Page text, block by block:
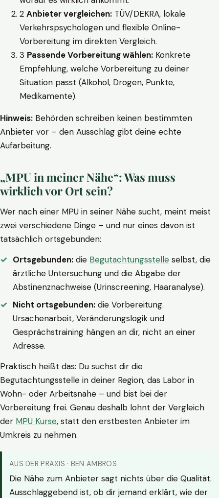
2 Anbieter vergleichen: TÜV/DEKRA, lokale
Verkehrspsychologen und flexible Online-
Vorbereitung im direkten Vergleich.
3 Passende Vorbereitung wählen: Konkrete
Empfehlung, welche Vorbereitung zu deiner
Situation passt (Alkohol, Drogen, Punkte,
Medikamente).
Hinweis: Behörden schreiben keinen bestimmten
Anbieter vor – den Ausschlag gibt deine echte
Aufarbeitung.
„MPU in meiner Nähe“: Was muss
wirklich vor Ort sein?
Wer nach einer MPU in seiner Nähe sucht, meint meist
zwei verschiedene Dinge – und nur eines davon ist
tatsächlich ortsgebunden:
Ortsgebunden: die Begutachtungsstelle selbst, die
ärztliche Untersuchung und die Abgabe der
Abstinenznachweise (Urinscreening, Haaranalyse).
Nicht ortsgebunden: die Vorbereitung.
Ursachenarbeit, Veränderungslogik und
Gesprächstraining hängen an dir, nicht an einer
Adresse.
Praktisch heißt das: Du suchst dir die
Begutachtungsstelle in deiner Region, das Labor in
Wohn- oder Arbeitsnähe – und bist bei der
Vorbereitung frei. Genau deshalb lohnt der Vergleich
der MPU Kurse, statt den erstbesten Anbieter im
Umkreis zu nehmen.
AUS DER PRAXIS · BEN AMBROS
Die Nähe zum Anbieter sagt nichts über die Qualität.
Ausschlaggebend ist, ob dir jemand erklärt, wie der